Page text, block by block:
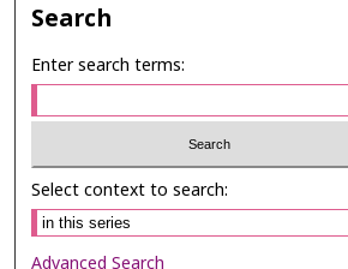
Search
Enter search terms:
Select context to search:
Advanced Search